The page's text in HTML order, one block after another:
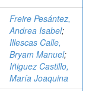
Freire Pesántez,
Andrea Isabel;
Illescas Calle,
Bryam Manuel;
Iñiguez Castillo,
María Joaquina